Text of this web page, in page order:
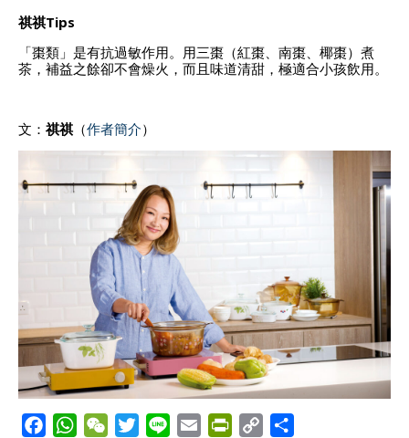
祺祺Tips
「棗類」是有抗過敏作用。用三棗（紅棗、南棗、椰棗）煮
茶，補益之餘卻不會燥火，而且味道清甜，極適合小孩飲用。
文： 祺祺 （作者簡介）
W
W